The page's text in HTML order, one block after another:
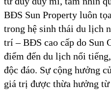
BĐS Sun Property luôn
trong hệ sinh thái du lịch
trí – BĐS cao cấp do Sun
điểm đến du lịch nổi
độc đáo. Sự cộng hưởng
giá trị được thừa hưởng từ